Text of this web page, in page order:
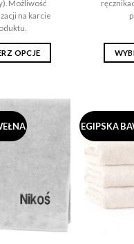
do
Możliwość
na karcie
OPCJE
ma
wiele
wariantów.
produktu
EGIPSKA